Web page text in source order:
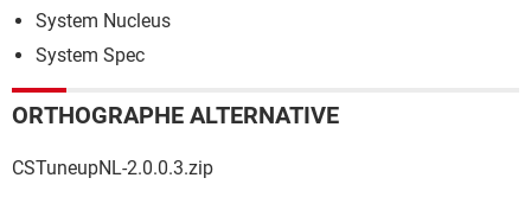
System Nucleus
System Spec
ORTHOGRAPHE ALTERNATIVE
CSTuneupNL-2.0.0.3.zip